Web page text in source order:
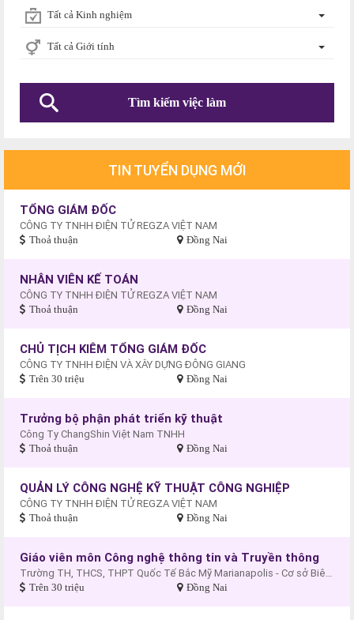
Tất cả Kinh nghiệm
Tất cả Giới tính
TIN TUYỂN DỤNG MỚI
TỔNG GIÁM ĐỐC
CÔNG TY TNHH ĐIỆN TỬ REGZA VIỆT NAM
Thoả thuận Đồng Nai
NHÂN VIÊN KẾ TOÁN
CÔNG TY TNHH ĐIỆN TỬ REGZA VIỆT NAM
Thoả thuận Đồng Nai
CHỦ TỊCH KIÊM TỔNG GIÁM ĐỐC
CÔNG TY TNHH ĐIỆN VÀ XÂY DỰNG ĐÔNG GIANG
Trên 30 triệu Đồng Nai
Trưởng bộ phận phát triển kỹ thuật
Công Ty ChangShin Việt Nam TNHH
Thoả thuận Đồng Nai
QUẢN LÝ CÔNG NGHỆ KỸ THUẬT CÔNG NGHIỆP
CÔNG TY TNHH ĐIỆN TỬ REGZA VIỆT NAM
Thoả thuận Đồng Nai
Giáo viên môn Công nghệ thông tin và Truyền thông
Trường TH, THCS, THPT Quốc Tế Bắc Mỹ Marianapolis - Cơ sở Biên Hòa
Trên 30 triệu Đồng Nai